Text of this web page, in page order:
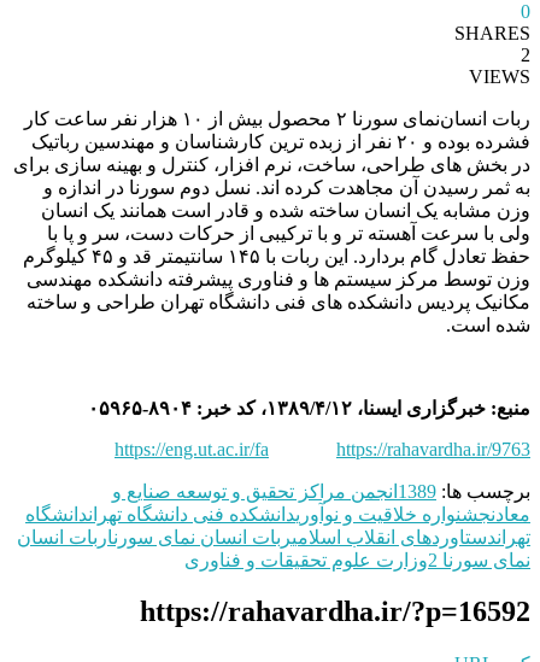
0
SHARES
2
VIEWS
ربات انسان‌نمای سورنا ۲ محصول بیش از ۱۰ هزار نفر ساعت کار
فشرده بوده و ۲۰ نفر از زبده ‌ترین کارشناسان و مهندسین رباتیک
در بخش‌ های طراحی، ساخت، نرم‌ افزار، کنترل و بهینه ‌سازی برای
به ثمر رسیدن آن مجاهدت کرده اند. نسل دوم سورنا در اندازه و
وزن مشابه یک انسان ساخته شده و قادر است همانند یک انسان
ولی با سرعت آهسته ‌تر و با ترکیبی از حرکات دست، سر و پا با
حفظ تعادل گام بردارد. این ربات با ۱۴۵ سانتیمتر قد و ۴۵ کیلوگرم
وزن توسط مرکز سیستم‌ ها و فناوری پیشرفته دانشکده مهندسی
مکانیک پردیس دانشکده‌ های فنی دانشگاه تهران طراحی و ساخته
شده است.
منبع: خبرگزاری ایسنا، ۱۳۸۹/۴/۱۲، کد خبر: ۸۹۰۴-۰۵۹۶۵
https://eng.ut.ac.ir/fa
https://rahavardha.ir/9763
برچسب ها: 1389 انجمن مراکز تحقیق و توسعه صنایع و
معادنجشنواره خلاقیت و نوآوریدانشکده فنی دانشگاه تهراندانشگاه
تهراندستاوردهای انقلاب اسلامیربات انسان نمای سورناربات انسان
نمای سورنا 2
وزارت علوم تحقیقات و فناوری
https://rahavardha.ir/?p=16592